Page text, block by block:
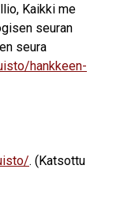
Kaikki me
seuran
seura
hankkeen-
. (Katsottu